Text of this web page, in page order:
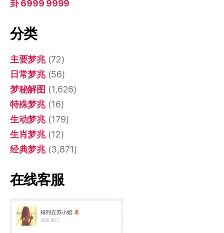
卦 6999 9999
分类
主要梦兆(72)
日常梦兆(56)
梦秘解图 (1,626)
特殊梦兆(16)
生动梦兆(179)
生肖梦兆(12)
经典梦兆(3,871)
在线客服